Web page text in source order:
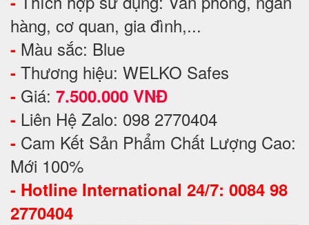
hàng, cơ quan, gia đình,...
- Màu sắc: Blue
- Thương hiệu: WELKO Safes
- Giá: 7.500.000 VNĐ
- Liên Hệ Zalo: 098 2770404
- Cam Kết Sản Phẩm Chất Lượng Cao:
Mới 100%
- Hotline International 24/7: 0084 98
2770404